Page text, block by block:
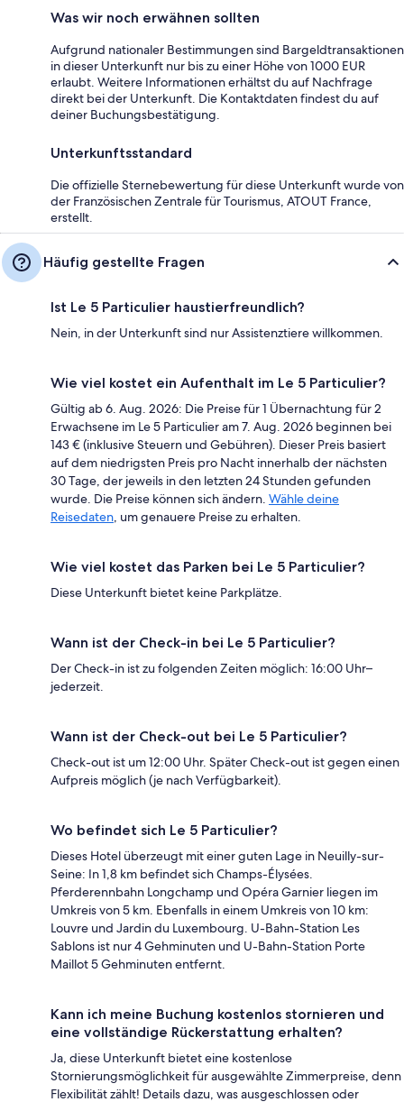
Was wir noch erwähnen sollten
Aufgrund nationaler Bestimmungen sind Bargeldtransaktionen
in dieser Unterkunft nur bis zu einer Höhe von 1000 EUR
erlaubt. Weitere Informationen erhältst du auf Nachfrage
direkt bei der Unterkunft. Die Kontaktdaten findest du auf
deiner Buchungsbestätigung.
Unterkunftsstandard
Die offizielle Sternebewertung für diese Unterkunft wurde von
der Französischen Zentrale für Tourismus, ATOUT France,
erstellt.
Häufig gestellte Fragen
Ist Le 5 Particulier haustierfreundlich?
Nein, in der Unterkunft sind nur Assistenztiere willkommen.
Wie viel kostet ein Aufenthalt im Le 5 Particulier?
Gültig ab 6. Aug. 2026: Die Preise für 1 Übernachtung für 2
Erwachsene im Le 5 Particulier am 7. Aug. 2026 beginnen bei
143 € (inklusive Steuern und Gebühren). Dieser Preis basiert
auf dem niedrigsten Preis pro Nacht innerhalb der nächsten
30 Tage, der jeweils in den letzten 24 Stunden gefunden
wurde. Die Preise können sich ändern. Wähle deine
Reisedaten, um genauere Preise zu erhalten.
Wie viel kostet das Parken bei Le 5 Particulier?
Diese Unterkunft bietet keine Parkplätze.
Wann ist der Check-in bei Le 5 Particulier?
Der Check-in ist zu folgenden Zeiten möglich: 16:00 Uhr–
jederzeit.
Wann ist der Check-out bei Le 5 Particulier?
Check-out ist um 12:00 Uhr. Später Check-out ist gegen einen
Aufpreis möglich (je nach Verfügbarkeit).
Wo befindet sich Le 5 Particulier?
Dieses Hotel überzeugt mit einer guten Lage in Neuilly-sur-
Seine: In 1,8 km befindet sich Champs-Élysées.
Pferderennbahn Longchamp und Opéra Garnier liegen im
Umkreis von 5 km. Ebenfalls in einem Umkreis von 10 km:
Louvre und Jardin du Luxembourg. U-Bahn-Station Les
Sablons ist nur 4 Gehminuten und U-Bahn-Station Porte
Maillot 5 Gehminuten entfernt.
Kann ich meine Buchung kostenlos stornieren und
eine vollständige Rückerstattung erhalten?
Ja, diese Unterkunft bietet eine kostenlose
Stornierungsmöglichkeit für ausgewählte Zimmerpreise, denn
Flexibilität zählt! Details dazu, was ausgeschlossen oder